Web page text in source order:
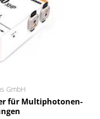
GmbH
für Multiphotonen-